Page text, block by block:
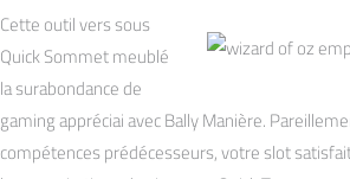
Cette outil vers sous
Quick Sommet meublé
la surabondance de
gaming appréciai avec Bally Manière.
compétences prédécesseurs, votre slot